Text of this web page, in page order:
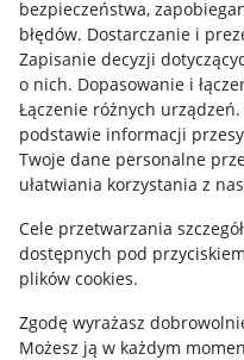
bezpieczeństwa,
błędów. Dostarczanie i
Zapisanie decyzji
o nich. Dopasowanie i
Łączenie różnych urządzeń.
podstawie informacji
Twoje dane personalne
ułatwiania korzystania z
Cele przetwarzania
dostępnych pod
plików cookies.
Zgodę wyrażasz
Możesz ją w każdym
Informacje prawne
Regulamin
Polityka plików "cookies"
Ustawienia plików
Udostępnianie lokalizacji
Informacje dla Aktu o
Pobierz aplikację